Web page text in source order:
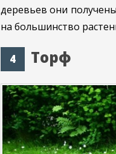
деревьев они
на большинство
Торф